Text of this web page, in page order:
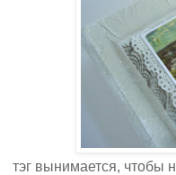
тэг вынимается, чтобы